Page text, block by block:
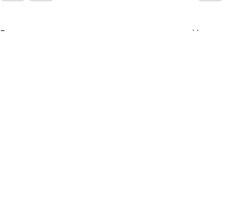
Posts récents Voir tout